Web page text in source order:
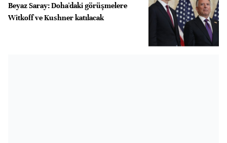
Beyaz Saray: Doha'daki görüşmelere
Witkoff ve Kushner katılacak